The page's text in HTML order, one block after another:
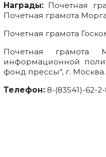
Награды:Почетная
Почетная грамота
Почетная грамота
Почетная грамота
информационной
фонд прессы", г. Москва.
Телефон:8-(83541)-62-